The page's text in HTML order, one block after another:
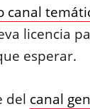
canal
licencia
esperar.
del canal